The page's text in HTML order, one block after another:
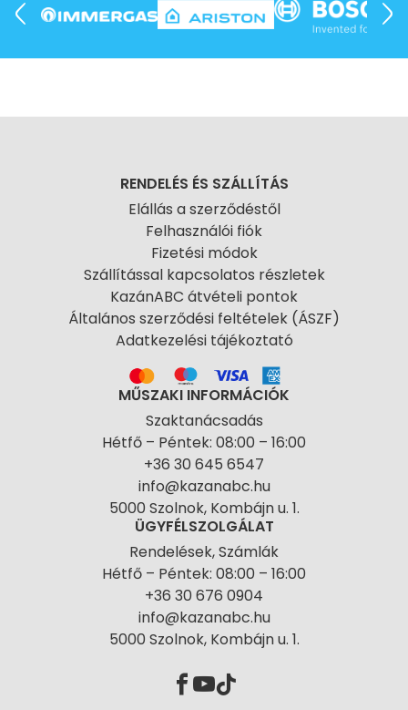
RENDELÉS ÉS SZÁLLÍTÁS
Elállás a szerződéstől
Felhasználói fiók
Fizetési módok
Szállítással kapcsolatos részletek
KazánABC átvételi pontok
Általános szerződési feltételek (ÁSZF)
Adatkezelési tájékoztató
MŰSZAKI INFORMÁCIÓK
Szaktanácsadás
Hétfő – Péntek: 08:00 – 16:00
+36 30 645 6547
info@kazanabc.hu
5000 Szolnok, Kombájn u. 1.
ÜGYFÉLSZOLGÁLAT
Rendelések, Számlák
Hétfő – Péntek: 08:00 – 16:00
+36 30 676 0904
info@kazanabc.hu
5000 Szolnok, Kombájn u. 1.